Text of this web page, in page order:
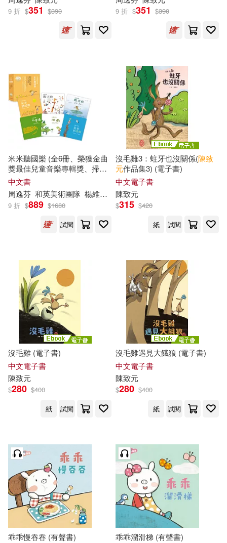
9 折 $351 $390 9 折 $351 $390
米米聽國樂 (全6冊、榮獲金曲
獎最佳兒童音樂專輯獎、掃碼
聽26首兒歌與幽默祖孫對話)
中文書
周逸芬 和英美術團隊 楊維茹 田三勇
9 折 $889 $1680
試閱
沒毛雞3：蛀牙也沒關係(陳致
元作品集3) (電子書)
中文電子書
陳致元
$315 $420
紙
試閱
沒毛雞 (電子書)
中文電子書
陳致元
$280 $400
紙
試閱
沒毛雞遇見大餓狼 (電子書)
中文電子書
陳致元
$280 $400
紙
試閱
乖乖慢吞吞 (有聲書)
乖乖溜滑梯 (有聲書)